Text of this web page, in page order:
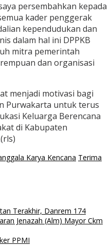
persembahkan kepada
kader penggerak
kependudukan dan
dalam hal ini DPPKB
mitra pemerintah
dan organisasi
menjadi motivasi bagi
Purwakarta untuk terus
Keluarga Berencana
di Kabupaten
Karya Kencana Terima
Terakhir, Danrem 174
Jenazah (Alm) Mayor Ckm
PPMI